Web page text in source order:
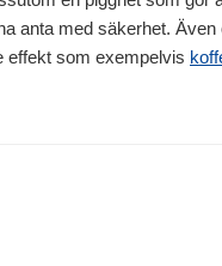
anta med säkerhet.
effekt som exempelvis